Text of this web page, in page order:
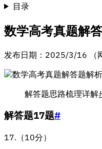
目录
数学高考真题解
发布日期：2025/3/16 （
解答题思路梳理详解
解答题17题#
17.（10分）